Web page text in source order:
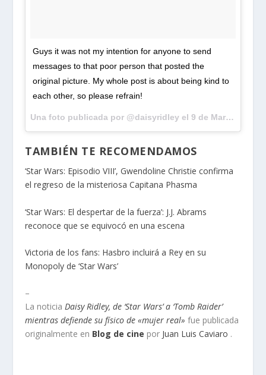
Guys it was not my intention for anyone to send
messages to that poor person that posted the
original picture. My whole post is about being kind to
each other, so please refrain!
Una foto publicada por @daisyridley el9 de Mar de 2016 a la(s) 1:13 PST
TAMBIÉN TE RECOMENDAMOS
‘Star Wars: Episodio VIII’, Gwendoline Christie confirma
el regreso de la misteriosa Capitana Phasma
‘Star Wars: El despertar de la fuerza’: J.J. Abrams
reconoce que se equivocó en una escena
Victoria de los fans: Hasbro incluirá a Rey en su
Monopoly de ‘Star Wars’
–
La noticiaDaisy Ridley, de ‘Star Wars’ a ‘Tomb Raider’
mientras defiende su físico de «mujer real»fue publicada
originalmente en Blog de cine por Juan Luis Caviaro .